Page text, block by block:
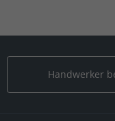
Handwerker